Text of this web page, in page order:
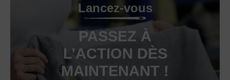
Lancez-vous
PASSEZ À
L’ACTION DÈS
MAINTENANT !